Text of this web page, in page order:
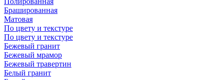
Брашированная
Матовая
По цвету и текстуре
По цвету и текстуре
Бежевый гранит
Бежевый мрамор
Бежевый травертин
Белый гранит